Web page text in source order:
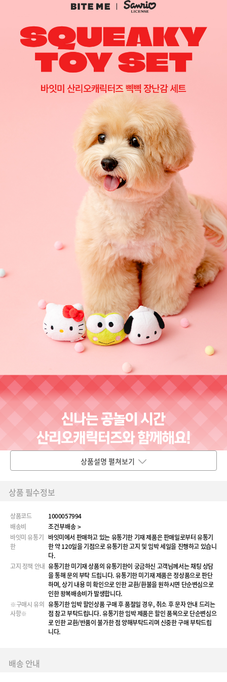
상품설명 펼쳐보기
상품 필수정보
상품코드
1000057994
배송비
조건부배송 >
바잇미 유통기
한
바잇미에서 판매하고 있는 유통기한 기재 제품은 판매일로부터 유통기
한 약 120일을 기점으로 유통기한 고지 및 임박 세일을 진행하고 있습니
다.
고지 정책 안내 유통기한 미기재 상품의 유통기한이 궁금하신 고객님께서는 채팅 상담
을 통해 문의 부탁 드립니다. 유통기한 미기재 제품은 정상품으로 판단
하며, 상기 내용 미 확인으로 인한 교환/환불을 원하시면 단순변심으로
인한 왕복배송비가 발생합니다.
※구매시 유의
사항※
유통기한 임박 할인상품 구매 후 품절일 경우, 취소 후 문자 안내 드리는
점 참고 부탁드립니다. 유통기한 임박 제품은 할인 품목으로 단순변심으
로 인한 교환/반품이 불가한 점 양해부탁드리며 신중한 구매 부탁드립
니다.
배송 안내